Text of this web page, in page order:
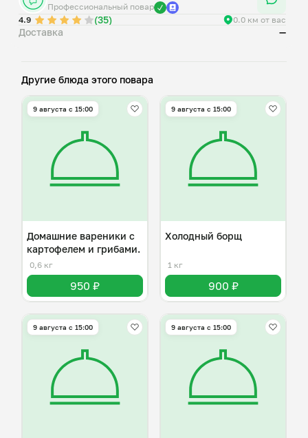
Профессиональный повар
4.9
(35) 0.0 км от вас
Доставка —
Другие блюда этого повара
9 августа с 15:00
Домашние вареники с
картофелем и грибами.
0,6 кг
950 ₽
9 августа с 15:00
Холодный борщ
1 кг
900 ₽
9 августа с 15:00 9 августа с 15:00